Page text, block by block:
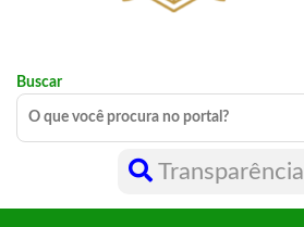
Buscar
Transparência